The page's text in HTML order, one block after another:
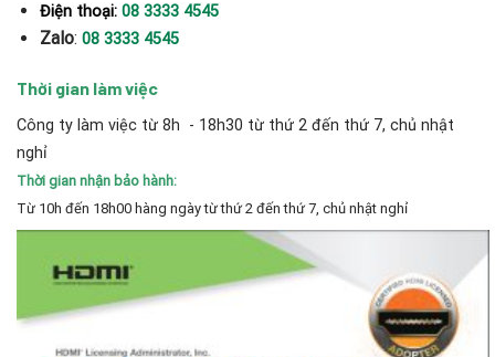
Điện thoại: 08 3333 4545
Zalo: 08 3333 4545
Thời gian làm việc
Công ty làm việc từ 8h - 18h30 từ thứ 2 đến thứ 7, chủ nhật
nghỉ
Thời gian nhận bảo hành:
Từ 10h đến 18h00 hàng ngày từ thứ 2 đến thứ 7, chủ nhật nghỉ